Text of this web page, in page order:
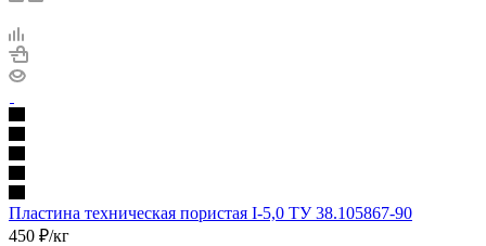
Пластина техническая пористая I-5,0 ТУ 38.105867-90
450 ₽/кг